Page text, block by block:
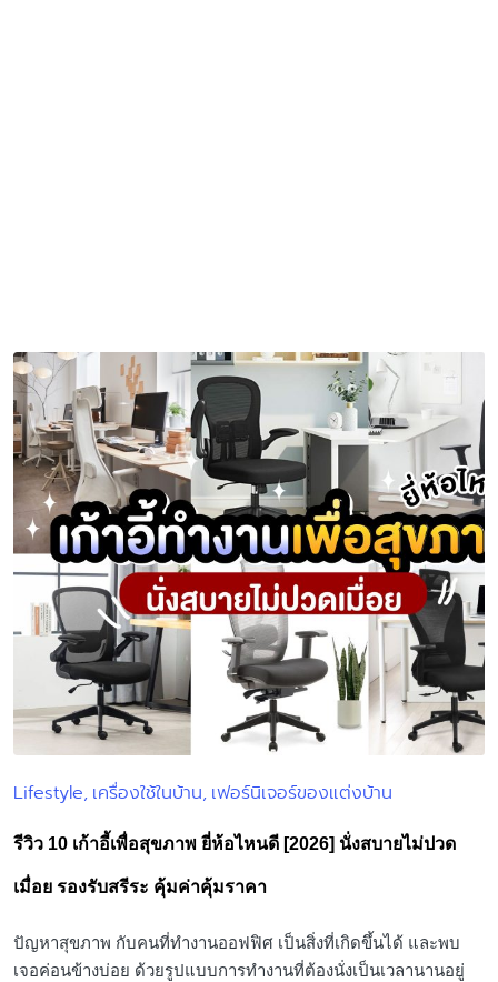
Posted
Lifestyle เครื่องใช้ในบ้าน เฟอร์นิเจอร์ของแต่งบ้าน
รีวิว 10 เก้าอี้เพื่อสุขภาพ ยี่ห้อไหนดี [2026] นั่งสบายไม่ปวด
เมื่อย รองรับสรีระ คุ้มค่าคุ้มราคา
ปัญหาสุขภาพ กับคนที่ทำงานออฟฟิศ เป็นสิ่งที่เกิดขึ้นได้ และพบ
เจอค่อนข้างบ่อย ด้วยรูปแบบการทำงานที่ต้องนั่งเป็นเวลานานอยู่